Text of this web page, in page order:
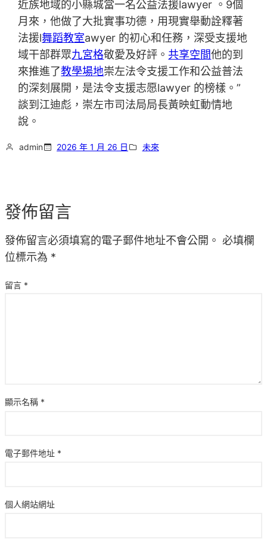
近族地域的小縣城當一名公益法援lawyer 。9個
月來，他做了大批實事功德，用現實舉動詮釋著
法援l舞蹈教室awyer 的初心和任務，深受支援地
域干部群眾九宮格敬愛及好評。共享空間他的到
來推進了教學場地崇左法令支援工作和公益普法
的深刻展開，是法令支援志愿lawyer 的榜樣。”
談到江迪彪，崇左市司法局局長黃映虹動情地
說。
admin 2026 年 1 月 26 日 未來
發佈留言
發佈留言必須填寫的電子郵件地址不會公開。 必填欄
位標示為 *
留言 *
顯示名稱 *
電子郵件地址 *
個人網站網址